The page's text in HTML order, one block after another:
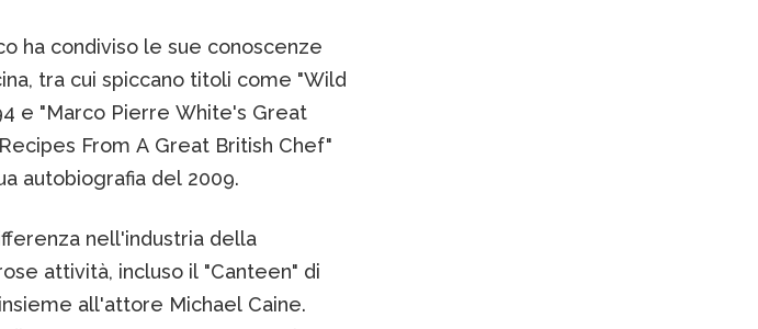
ha condiviso le sue conoscenze
tra cui spiccano titoli come "Wild
e "Marco Pierre White's Great
From A Great British Chef"
autobiografia del 2009.
nell'industria della
attività, incluso il "Canteen" di
all'attore Michael Caine.